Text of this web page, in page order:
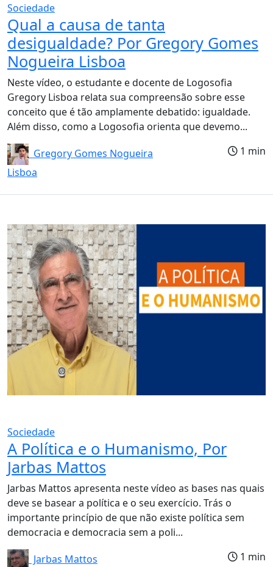
Sociedade
Qual a causa de tanta
desigualdade? Por Gregory Gomes
Nogueira Lisboa
Neste vídeo, o estudante e docente de Logosofia
Gregory Lisboa relata sua compreensão sobre esse
conceito que é tão amplamente debatido: igualdade.
Além disso, como a Logosofia orienta que devemo...
Gregory Gomes Nogueira
Lisboa
1 min
Sociedade
A Política e o Humanismo, Por
Jarbas Mattos
Jarbas Mattos apresenta neste vídeo as bases nas quais
deve se basear a política e o seu exercício. Trás o
importante princípio de que não existe política sem
democracia e democracia sem a poli...
Jarbas Mattos
1 min